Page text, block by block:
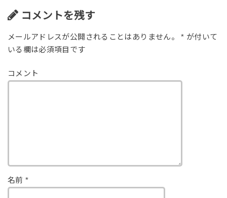
コメントを残す
メールアドレスが公開されることはありません。 * が付いて
いる欄は必須項目です
コメント
名前 *